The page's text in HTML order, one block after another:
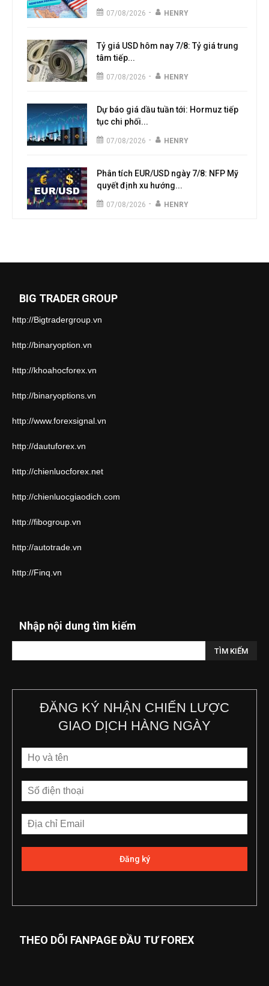
07/08/2026 - HENRY
Tỷ giá USD hôm nay 7/8: Tỷ giá trung
tâm tiếp...
07/08/2026 - HENRY
Dự báo giá dầu tuần tới: Hormuz tiếp
tục chi phối...
07/08/2026 - HENRY
Phân tích EUR/USD ngày 7/8: NFP Mỹ
quyết định xu hướng...
07/08/2026 - HENRY
BIG TRADER GROUP
http://Bigtradergroup.vn
http://binaryoption.vn
http://khoahocforex.vn
http://binaryoptions.vn
http://www.forexsignal.vn
http://dautuforex.vn
http://chienluocforex.net
http://chienluocgiaodich.com
http://fibogroup.vn
http://autotrade.vn
http://Finq.vn
Nhập nội dung tìm kiếm
ĐĂNG KÝ NHẬN CHIẾN LƯỢC
GIAO DỊCH HÀNG NGÀY
THEO DÕI FANPAGE ĐẦU TƯ FOREX